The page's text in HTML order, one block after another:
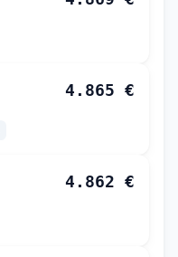
4.865 €
4.862 €